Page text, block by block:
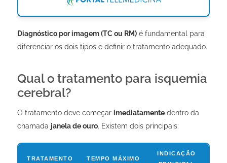
Diagnóstico por imagem (TC ou RM)é fundamental para
diferenciar os dois tipos e definir o tratamento adequado.
Qual o tratamento para isquemia
cerebral?
O tratamento deve começar imediatamentedentro da
chamada janela de ouro. Existem dois principais:
TRATAMENTO TEMPO MÁXIMO
INDICAÇÃO